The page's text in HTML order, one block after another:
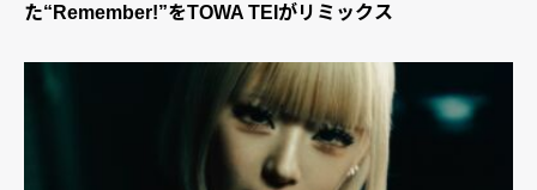
た“Remember!”をTOWA TEIがリミックス